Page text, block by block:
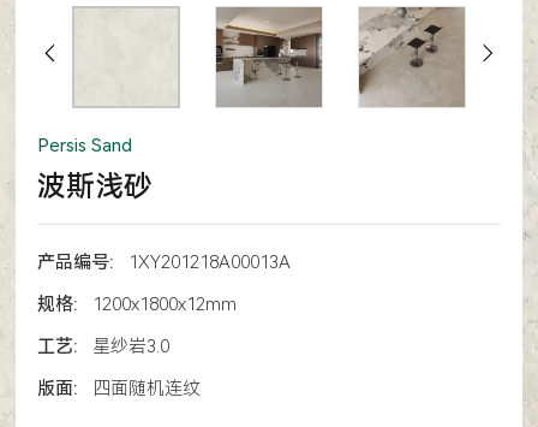
Persis Sand
波斯浅砂
产品编号:
1XY201218A00013A
规格:
1200x1800x12mm
工艺:
星纱岩3.0
版面:
四面随机连纹